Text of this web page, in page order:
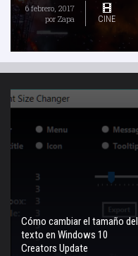
6 febrero, 2017
por Zapa CINE
Cómo cambiar el tamaño del
texto en Windows 10
Creators Update